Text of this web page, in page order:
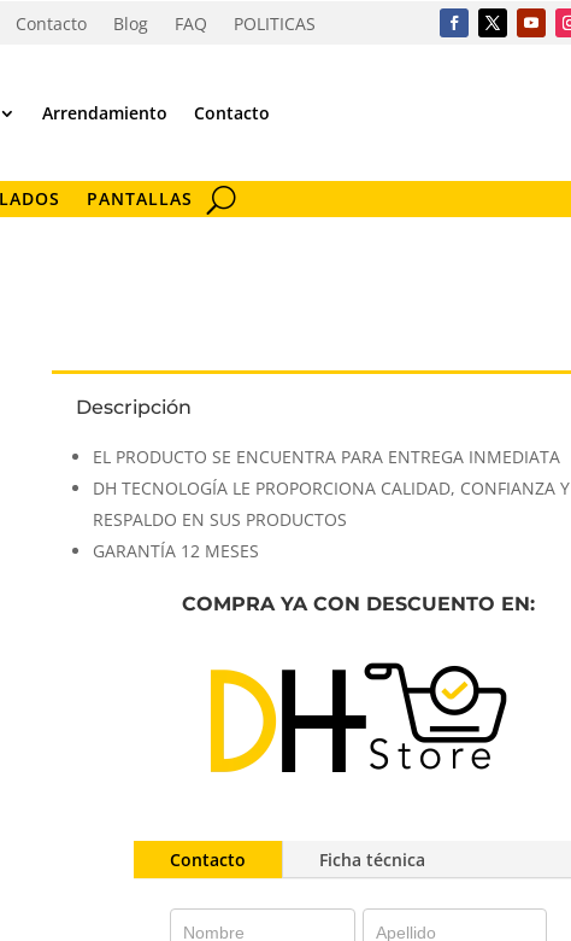
Contacto Blog FAQ POLITICAS
Arrendamiento Contacto
PANTALLAS
Descripción
EL PRODUCTO SE ENCUENTRA PARA ENTREGA INMEDIATA
DH TECNOLOGÍA LE PROPORCIONA CALIDAD, CONFIANZA Y
RESPALDO EN SUS PRODUCTOS
GARANTÍA 12 MESES
COMPRA YA CON DESCUENTO EN:
Contacto Ficha técnica